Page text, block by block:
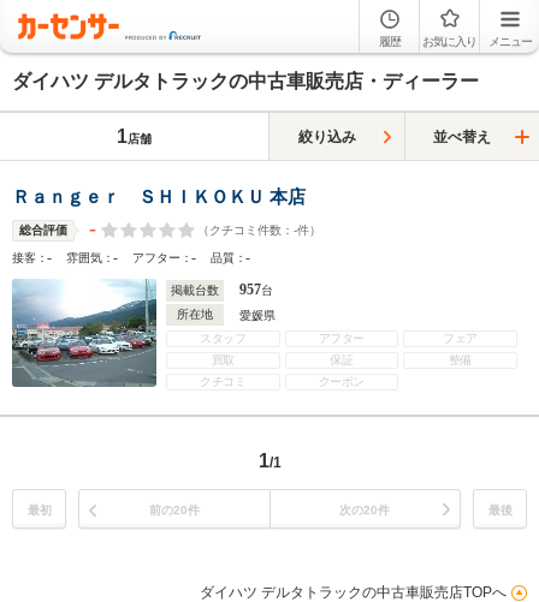
履歴 お気に入り メニュー
ダイハツ デルタトラックの中古車販売店・ディーラー
1店舗 絞り込み 並べ替え
Ｒａｎｇｅｒ ＳＨＩＫＯＫＵ 本店
総合評価 - （クチコミ件数： -件）
接客：- 雰囲気：- アフター：- 品質：-
掲載台数 957台
所在地
愛媛県
スタッフ
アフター
フェア
買取
保証
整備
クチコミ
クーポン
1/1
最初 前の20件 次の20件 最後
ダイハツ デルタトラックの中古車販売店TOPへ